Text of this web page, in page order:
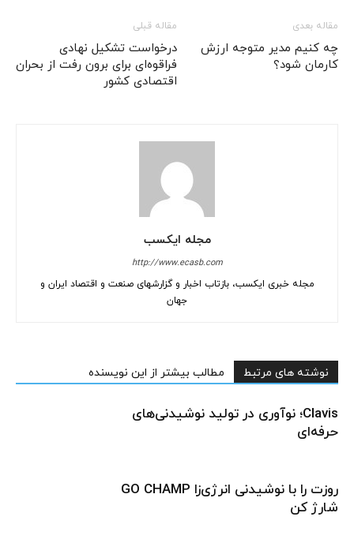
مقاله قبلی
درخواست تشکیل نهادی
فراقوه‌ای برای برون رفت از بحران
اقتصادی کشور
مقاله بعدی
چه کنیم مدیر متوجه ارزش
کارمان شود؟
مجله ایکسب
http://www.ecasb.com
مجله خبری ایکسب، بازتاب اخبار و گزارشهای صنعت و اقتصاد ایران و
جهان
نوشته های مرتبط مطالب بیشتر از این نویسنده
Clavis؛ نوآوری در تولید نوشیدنی‌های
حرفه‌ای
روزت را با نوشیدنی انرژی‌زا GO CHAMP
شارژ کن